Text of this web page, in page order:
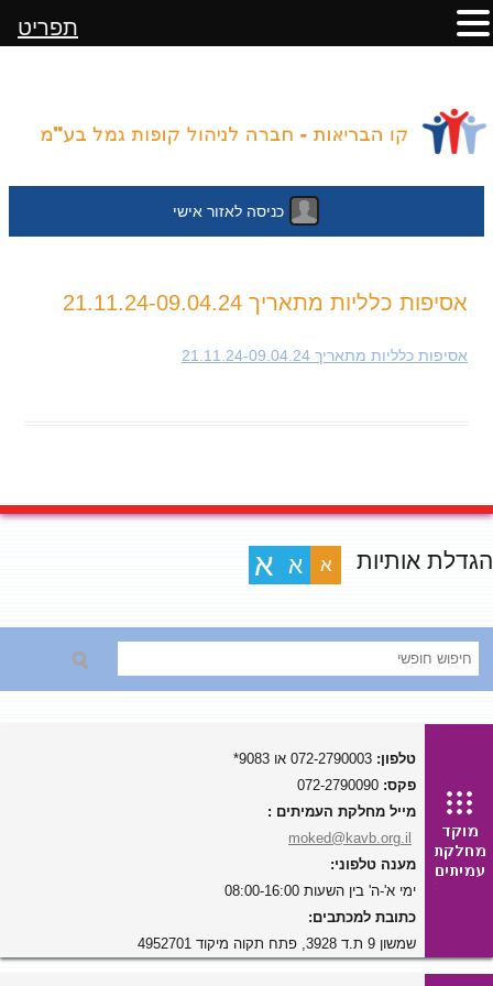
כניסה לאזור אישי
לתוכן אסיפות כלליות מתאריך 21.11.24-09.04.24
אסיפות כלליות מתאריך 21.11.24-09.04.24
הגדלת אותיות א א א
טלפון:
פקס:
מייל מחלקת העמיתים :
moked@kavb.org.il
מענה טלפוני:
ימי א'-ה' בין השעות 08:00-16:00
כתובת למכתבים:
שמשון 9 ת.ד 3928, פתח תקוה מיקוד 4952701
תפריט